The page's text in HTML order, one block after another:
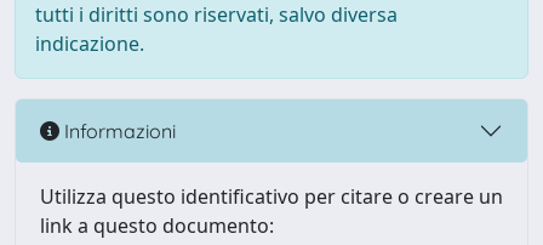
tutti i diritti sono riservati, salvo diversa
indicazione.
Informazioni
Utilizza questo identificativo per citare o creare un
link a questo documento: